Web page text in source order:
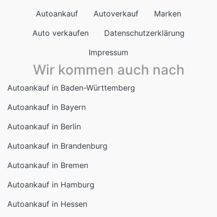
Autoankauf Autoverkauf
Marken
Auto verkaufen
Datenschutzerklärung
Impressum
Wir kommen auch nach
Autoankauf in Baden-Württemberg
Autoankauf in Bayern
Autoankauf in Berlin
Autoankauf in Brandenburg
Autoankauf in Bremen
Autoankauf in Hamburg
Autoankauf in Hessen